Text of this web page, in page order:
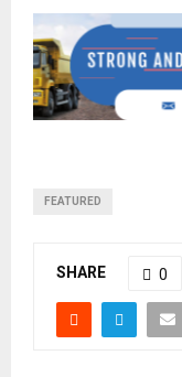
FEATURED
SHARE 0